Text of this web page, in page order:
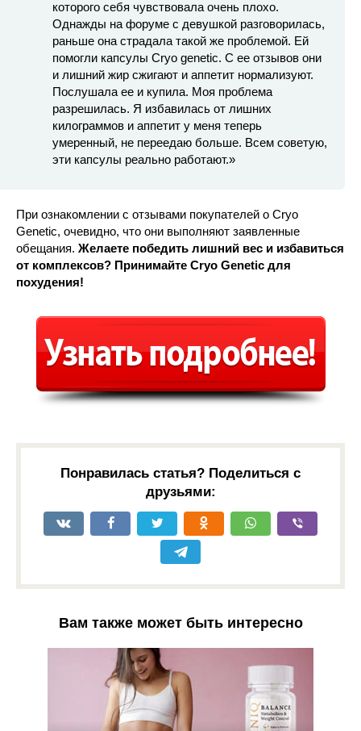
которого себя чувствовала очень плохо.
Однажды на форуме с девушкой разговорилась,
раньше она страдала такой же проблемой. Ей
помогли капсулы Cryo genetic. С ее отзывов они
и лишний жир сжигают и аппетит нормализуют.
Послушала ее и купила. Моя проблема
разрешилась. Я избавилась от лишних
килограммов и аппетит у меня теперь
умеренный, не переедаю больше. Всем советую,
эти капсулы реально работают.»
При ознакомлении с отзывами покупателей о Cryo
Genetic, очевидно, что они выполняют заявленные
обещания. Желаете победить лишний вес и избавиться
от комплексов? Принимайте Cryo Genetic для
похудения!
Понравилась статья? Поделиться с
друзьями:
Вам также может быть интересно